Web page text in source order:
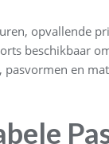
opvallende
beschikbaar
pasvormen en